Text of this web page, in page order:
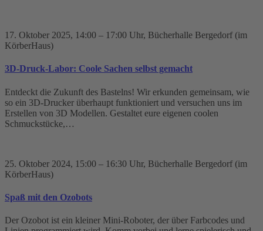
17. Oktober 2025, 14:00 – 17:00 Uhr, Bücherhalle Bergedorf (im
KörberHaus)
3D-Druck-Labor: Coole Sachen selbst gemacht
Entdeckt die Zukunft des Bastelns! Wir erkunden gemeinsam, wie
so ein 3D-Drucker überhaupt funktioniert und versuchen uns im
Erstellen von 3D Modellen. Gestaltet eure eigenen coolen
Schmuckstücke,…
25. Oktober 2024, 15:00 – 16:30 Uhr, Bücherhalle Bergedorf (im
KörberHaus)
Spaß mit den Ozobots
Der Ozobot ist ein kleiner Mini-Roboter, der über Farbcodes und